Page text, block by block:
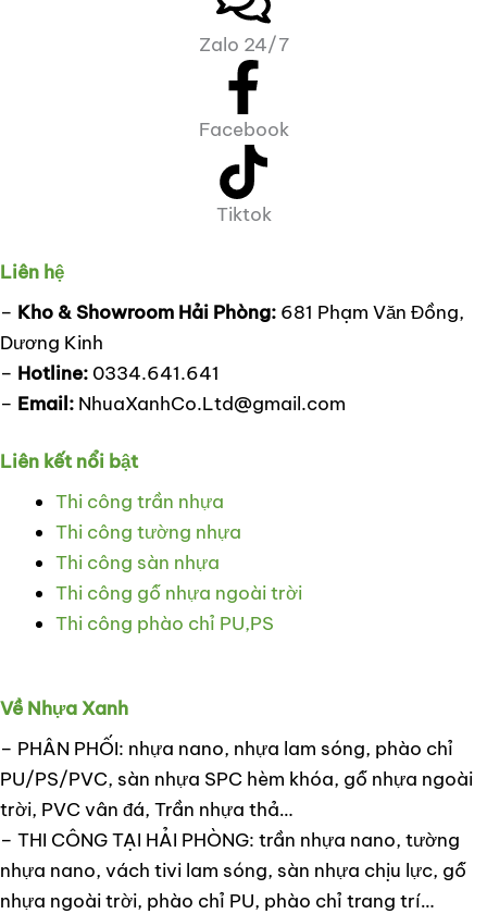
Zalo 24/7
Facebook
Tiktok
Liên hệ
– Kho & Showroom Hải Phòng: 681 Phạm Văn Đồng,
Dương Kinh
– Hotline: 0334.641.641
– Email: NhuaXanhCo.Ltd@gmail.com
Liên kết nổi bật
Thi công trần nhựa
Thi công tường nhựa
Thi công sàn nhựa
Thi công gỗ nhựa ngoài trời
Thi công phào chỉ PU,PS
Về Nhựa Xanh
– PHÂN PHỐI: nhựa nano, nhựa lam sóng, phào chỉ
PU/PS/PVC, sàn nhựa SPC hèm khóa, gỗ nhựa ngoài
trời, PVC vân đá, Trần nhựa thả…
– THI CÔNG TẠI HẢI PHÒNG: trần nhựa nano, tường
nhựa nano, vách tivi lam sóng, sàn nhựa chịu lực, gỗ
nhựa ngoài trời, phào chỉ PU, phào chỉ trang trí…